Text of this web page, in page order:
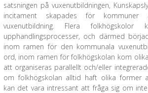
satsningen på vuxenutbildningen,
incitament skapades för
vuxenutbildning. Flera
upphandlingsprocesser, och därmed
inom ramen för den kommunala
ord, inom ramen för folkhögskolan kom
att organiseras parallellt och/eller
om folkhögskolan alltid haft olika former
kan det vara intressant att fråga sig om